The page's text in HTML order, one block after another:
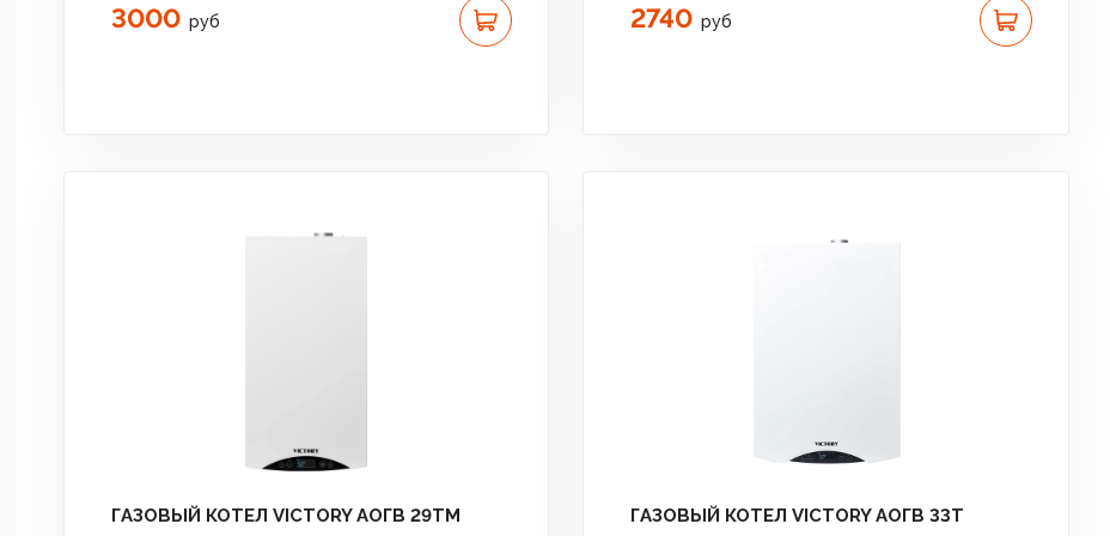
3000 руб 2740 руб
ГАЗОВЫЙ КОТЕЛ VICTORY АОГВ 29TM ГАЗОВЫЙ КОТЕЛ VICTORY АОГВ 33T